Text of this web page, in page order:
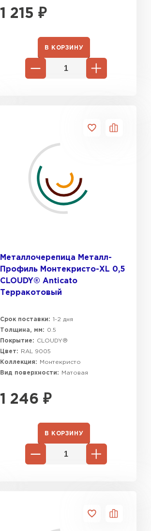
1 215 ₽
В КОРЗИНУ
Металлочерепица Металл-
Профиль Монтекристо-XL 0,5
CLOUDY® Anticato
Терракотовый
Срок поставки: 1-2 дня
Толщина, мм:
0.5
Покрытие:
CLOUDY®
Цвет:
RAL 9005
Коллекция:
Монтекристо
Вид поверхности:
Матовая
1 246 ₽
В КОРЗИНУ